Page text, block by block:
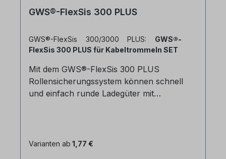
GWS®-FlexSis 300 PLUS
GWS®-FlexSis 300/3000 PLUS: GWS®-
FlexSis 300 PLUS für Kabeltrommeln SET
Mit dem GWS®-FlexSis 300 PLUS
Rollensicherungssystem können schnell
und einfach runde Ladegüter mit
zusätzlichen Sicherungseinrichtungen auf
Varianten ab 1,77 €